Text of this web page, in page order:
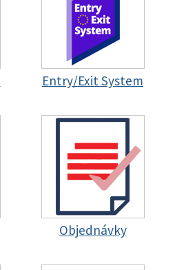
Entry/Exit System
Objednávky